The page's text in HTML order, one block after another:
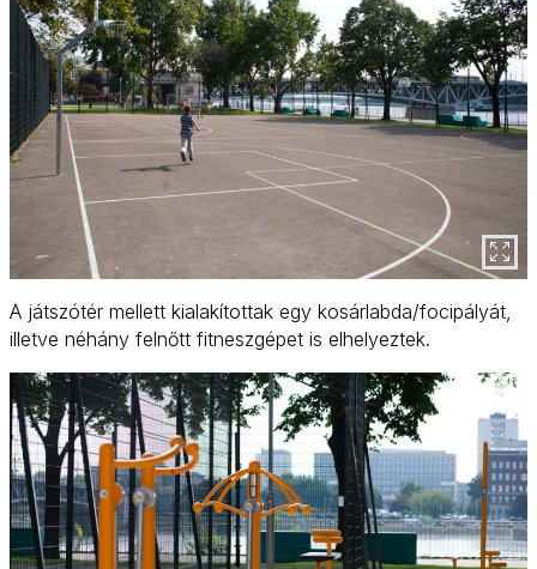
A játszótér mellett kialakítottak egy kosárlabda/focipályát,
illetve néhány felnőtt fitneszgépet is elhelyeztek.